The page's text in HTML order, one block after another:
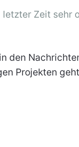
letzter Zeit sehr
den
Projekten